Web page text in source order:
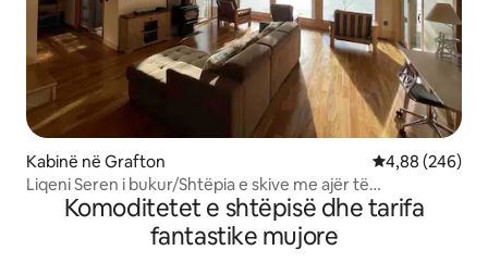
Kabinë në Grafton Vlerësimi
4,88 (246)
Liqeni Seren i bukur/Shtëpia e skive me ajër të
kondicionuar qendror
Komoditetet e shtëpisë dhe tarifa
fantastike mujore